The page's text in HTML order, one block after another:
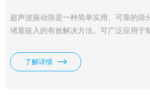
超声波振动筛是一种简单实用、可靠的筛
堵塞嵌入的有效解决方法。可广泛应用于
效解决因团聚、静电、强吸附性卡堵网孔
筛分行业的一项重大技术突破。 医药中间
了解详情